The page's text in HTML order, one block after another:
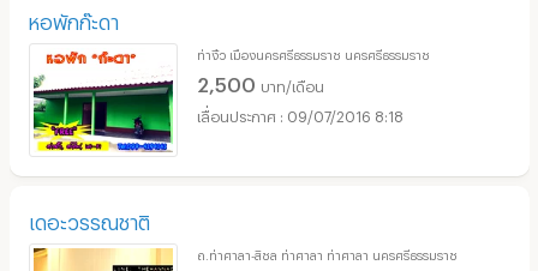
หอพักก๊ะดา
ท่างิ้ว เมืองนครศรีธรรมราช นครศรีธรรมราช
2,500 บาท/เดือน
09/07/2016 8:18
เดอะวรรณชาติ
ถ.ท่าศาลา-สิชล ท่าศาลา ท่าศาลา นครศรีธรรมราช